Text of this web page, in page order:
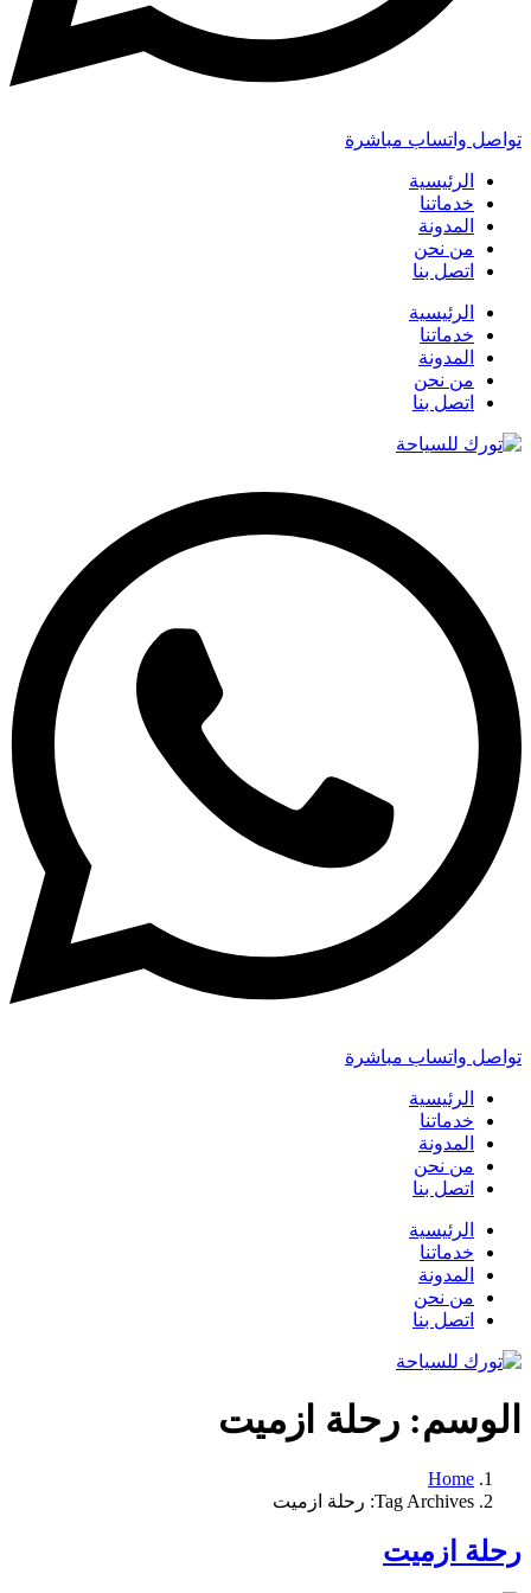
تواصل واتساب مباشرة
الرئيسية
خدماتنا
المدونة
من نحن
اتصل بنا
الرئيسية
خدماتنا
المدونة
من نحن
اتصل بنا
تواصل واتساب مباشرة
الرئيسية
خدماتنا
المدونة
من نحن
اتصل بنا
الرئيسية
خدماتنا
المدونة
من نحن
اتصل بنا
الوسم: رحلة ازميت
Home
Tag Archives: رحلة ازميت
رحلة ازميت